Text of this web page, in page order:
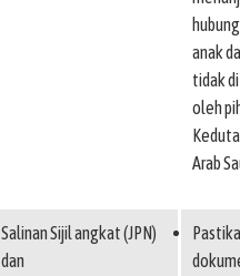
anak
tidak
oleh
Arab
Salinan Sijil angkat (JPN)
dan